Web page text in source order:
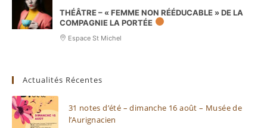
THÉÂTRE – « FEMME NON RÉÉDUCABLE » DE LA
COMPAGNIE LA PORTÉE
Espace St Michel
Actualités Récentes
31 notes d’été – dimanche 16 août – Musée de
l’Aurignacien